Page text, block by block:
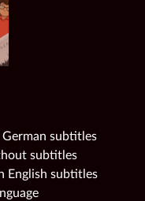
subtitles
subtitles
English subtitles